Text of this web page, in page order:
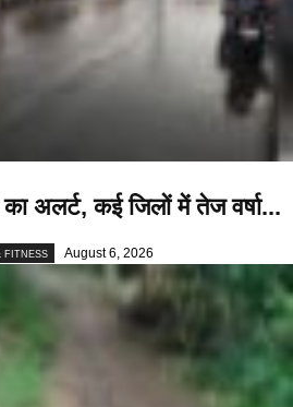
का अलर्ट, कई जिलों में तेज वर्षा...
FITNESS August 6, 2026